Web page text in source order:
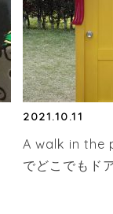
2021.10.11
A walk in the
でどこでもド